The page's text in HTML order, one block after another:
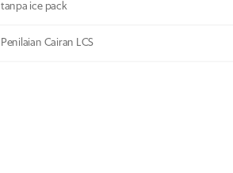
tanpa ice pack
Penilaian Cairan LCS